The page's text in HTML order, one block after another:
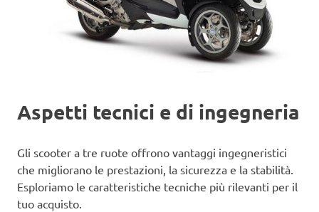
Aspetti tecnici e di ingegneria
Gli scooter a tre ruote offrono vantaggi ingegneristici
che migliorano le prestazioni, la sicurezza e la stabilità.
Esploriamo le caratteristiche tecniche più rilevanti per il
tuo acquisto.